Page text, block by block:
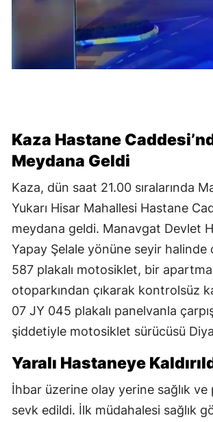
Kaza Hastane
Meydana Geldi
Kaza, dün saat 21.00 sıralarında
Yukarı Hisar Mahallesi Hastane
meydana geldi. Manavgat Devlet
Yapay Şelale yönüne seyir halinde
587 plakalı motosiklet, bir
otoparkından çıkarak kontrolsüz
07 JY 045 plakalı panelvanla
şiddetiyle motosiklet sürücüsü
Yaralı Hastaneye
İhbar üzerine olay yerine sağlık ve
sevk edildi. İlk müdahalesi sağlık